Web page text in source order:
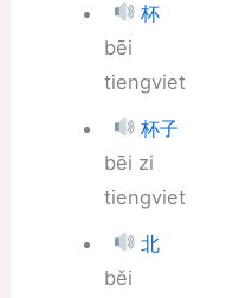
杯
bēi
tiengviet
杯子
bēi zi
tiengviet
北
běi